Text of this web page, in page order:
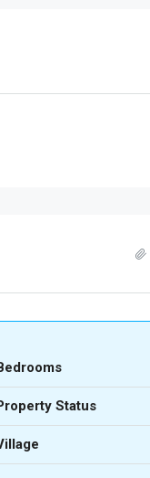
Status